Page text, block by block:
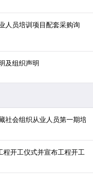
人员培训项目配套采购询
及组织声明
社会组织从业人员第一期培
开工仪式并宣布工程开工